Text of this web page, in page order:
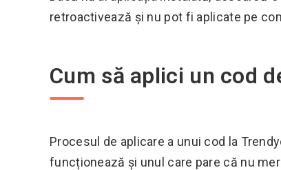
retroactivează și nu pot fi aplicate pe
Cum să aplici un cod
Procesul de aplicare a unui cod la
funcționează și unul care pare că nu